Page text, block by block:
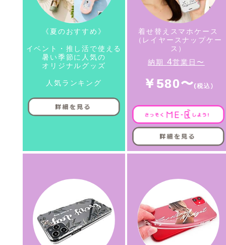
《夏のおすすめ》
イベント・推し活で使える
暑い季節に人気の
オリジナルグッズ
人気ランキング
着せ替えスマホケース
（レイヤースナップケー
ス）
納期 4営業日〜
￥580〜